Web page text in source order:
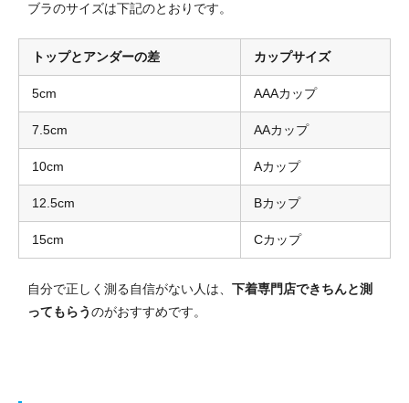
ブラのサイズは下記のとおりです。
トップとアンダーの差 カップサイズ
5cm AAAカップ
7.5cm AAカップ
10cm Aカップ
12.5cm Bカップ
15cm Cカップ
自分で正しく測る自信がない人は、 下着専門店できちんと測
ってもらうのがおすすめです。